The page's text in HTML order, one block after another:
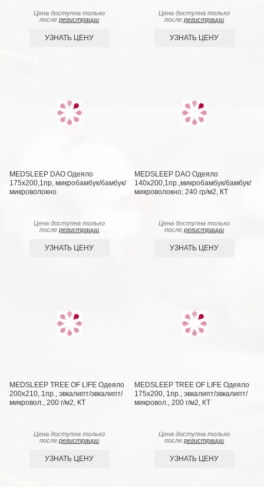
Цена доступна только
послерегистрации
УЗНАТЬ ЦЕНУ
Цена доступна только
послерегистрации
УЗНАТЬ ЦЕНУ
MEDSLEEP DAO Одеяло
175х200,1пр, микробамбук/бамбук/
микроволокно
Цена доступна только
послерегистрации
УЗНАТЬ ЦЕНУ
MEDSLEEP DAO Одеяло
140х200,1пр.,микробамбук/бамбук/
микроволокно; 240 гр/м2, КТ
Цена доступна только
послерегистрации
УЗНАТЬ ЦЕНУ
MEDSLEEP TREE OF LIFE Одеяло
200х210, 1пр., эвкалипт/эвкалипт/
микровол., 200 г/м2, КТ
Цена доступна только
послерегистрации
УЗНАТЬ ЦЕНУ
MEDSLEEP TREE OF LIFE Одеяло
175х200, 1пр., эвкалипт/эвкалипт/
микровол., 200 г/м2, КТ
Цена доступна только
послерегистрации
УЗНАТЬ ЦЕНУ